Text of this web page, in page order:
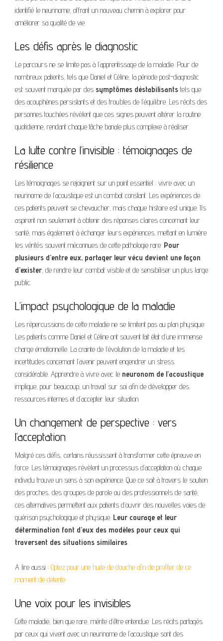
identifié le neurinome, offrant un nouveau chemin à explorer pour
améliorer sa qualité de vie.
Les défis après le diagnostic
Le parcours ne se limite pas à l’apprentissage de la maladie. Pour de
nombreux patients, tels que Daniel et Céline, la période post-diagnostic
est souvent marquée par des symptômes déstabilisants tels que
des acouphènes persistants et des troubles de l’équilibre. Les récits des
personnes touchées révèlent que ces signes peuvent altérer la routine
quotidienne, rendant chaque tâche banale plus complexe à réaliser.
La lutte contre l’invisible : témoignages de
résilience
Les témoignages se rejoignent sur un point essentiel : vivre avec un
neurinome de l’acoustique est un combat constant. Les expériences de
ces patients peuvent se chevaucher, mais chaque histoire est unique. Ils
aspirent non seulement à obtenir des réponses claires concernant leur
santé, mais également à échanger leurs expériences, mettant en lumière
les vérités souvent méconnues de cette pathologie rare. Pour
plusieurs d’entre eux, partager leur vécu devient une façon
d’exister, de rendre leur combat visible et de sensibiliser un plus large
public.
L’impact psychologique de la maladie
Les répercussions de cette maladie ne se limitent pas au plan physique.
Les patients comme Daniel et Céline ont souvent fait état d’une immense
charge émotionnelle. La crainte de l’évolution de la maladie et les
incertitudes concernant l’avenir peuvent engendrer un stress
considérable. Apprendre à vivre avec le neuronom de l’acoustique
implique, pour beaucoup, un travail sur soi afin de développer des
ressources internes et d’accepter leur situation.
Un changement de perspective : vers
l’acceptation
Malgré ces défis, certains réussissent à transformer cette épreuve en
force. Les témoignages révèlent un processus d’acceptation où chaque
individu trouve un sens à son expérience. Que ce soit à travers le soutien
des proches, des groupes de parole ou des professionnels de santé,
ces alternatives permettent aux patients d’ouvrir des nouvelles voies de
guérison psychologique et physique. Leur courage et leur
détermination font d’eux des modèles pour ceux qui
traversent des situations similaires.
A lire aussi : Optez pour une huile de douche afin de profiter de ce
moment de détente
Une voix pour les invisibles
Cette maladie, bien que rare, mérite d’être entendue. Les récits partagés
par ceux qui vivent avec un neurinome de l’acoustique sont des